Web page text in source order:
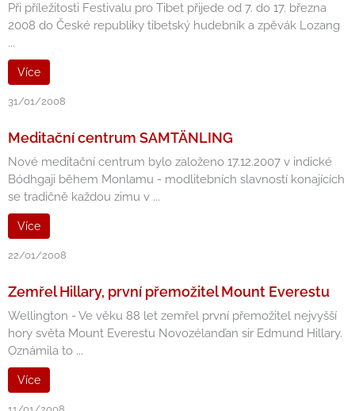
Při příležitosti Festivalu pro Tibet přijede od 7. do 17. března
2008 do České republiky tibetský hudebník a zpěvák Lozang
...
Více
31/01/2008
Meditační centrum SAMTÄNLING
Nové meditační centrum bylo založeno 17.12.2007 v indické
Bódhgaji během Monlamu - modlitebních slavností konajících
se tradičně každou zimu v ...
Více
22/01/2008
Zemřel Hillary, první přemožitel Mount Everestu
Wellington - Ve věku 88 let zemřel první přemožitel nejvyšší
hory světa Mount Everestu Novozélanďan sir Edmund Hillary.
Oznámila to ...
Více